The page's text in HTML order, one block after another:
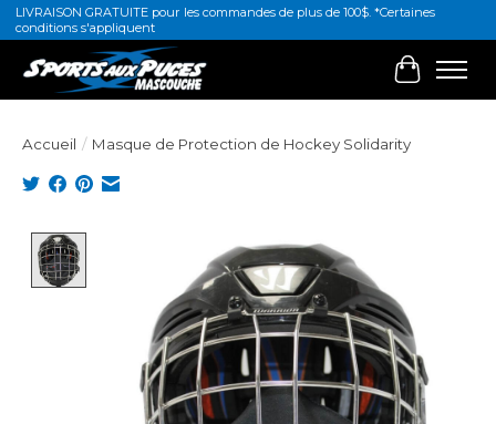
LIVRAISON GRATUITE pour les commandes de plus de 100$. *Certaines
conditions s'appliquent
Panier
Accueil / Masque de Protection de Hockey Solidarity
Product image slideshow Items